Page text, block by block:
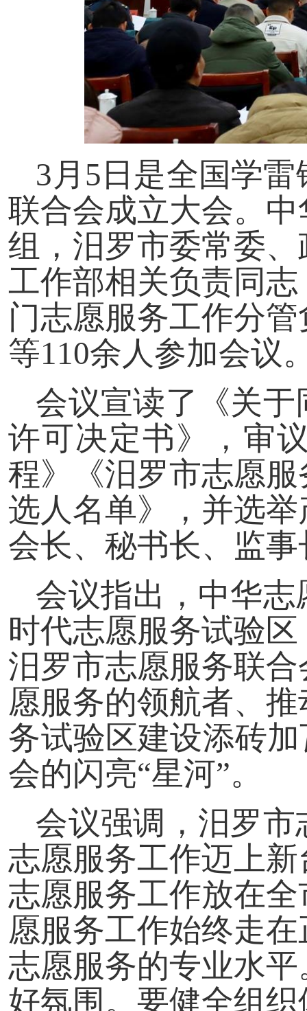
3月5日是全国学
联合会成立大会。
组，汨罗市委常委
工作部相关负责同
门志愿服务工作分
等110余人参加会议
会议宣读了《关
许可决定书》，审
程》《汨罗市志愿
选人名单》，并选
会长、秘书长、监
会议指出，中华
时代志愿服务试验
汨罗市志愿服务联
愿服务的领航者、
务试验区建设添砖
会的闪亮“星河”。
会议强调，汨罗
志愿服务工作迈上
志愿服务工作放在
愿服务工作始终走
志愿服务的专业水
好氛围。要健全组